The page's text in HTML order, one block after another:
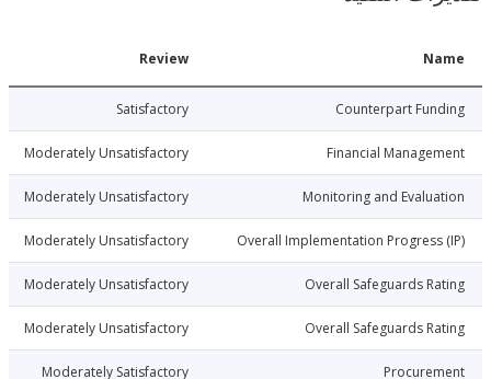
Counterpart
Satisfactory
Financial
Moderately Unsatisfactory
04-29
Monitoring and
Moderately Unsatisfactory
04-29
Overall Implementation
Moderately Unsatisfactory
04-29
Overall Safeguards
Moderately Unsatisfactory
04-29
Overall Safeguards
Moderately Unsatisfactory
04-29
Moderately Satisfactory